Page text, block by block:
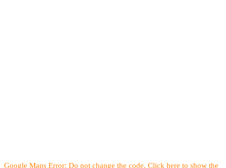
Google Maps Error: Do not change the code. Click here to show the